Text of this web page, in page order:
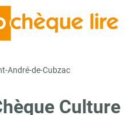
André-de-Cubzac